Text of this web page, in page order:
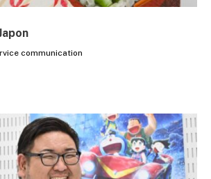
communication